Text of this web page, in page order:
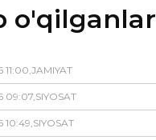
o'qilganlar
11:00,JAMIYAT
09:07,SIYOSAT
10:49,SIYOSAT